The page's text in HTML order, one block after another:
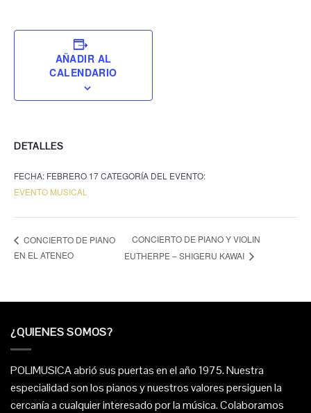
AÑADIR AL
CALENDARIO
DETALLES
FECHA: FEBRERO 17CATEGORÍA DEL EVENTO:
EVENTO MUSICAL
CONCIERTO DE PIANO
EN EL ATENEO
CONCIERTO DE PIANO Y VIOLIN
EUTHERPE – SHIGERU KAWAI
¿QUIENES SOMOS?
POLIMUSICA abrió sus puertas en el año 1975. Nuestra
especialidad son los pianos y nuestros valores persiguen la
cercanía a cualquier interesado por la música. Colaboramos